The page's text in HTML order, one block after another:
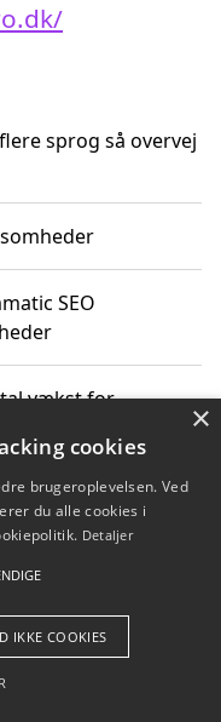
sprog så overvej
SEO
vækst for
af elektronik
Aps
×
cookies
brugeroplevelsen. Ved
du alle cookies i
Detaljer
IKKE COOKIES